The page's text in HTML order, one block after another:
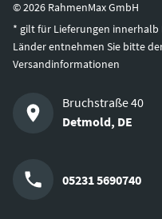
©2026 RahmenMax GmbH
* gilt für Lieferungen
Länder entnehmen Sie bitte
Versandinformationen
Bruchstraße 40
Detmold, DE
05231 5690740